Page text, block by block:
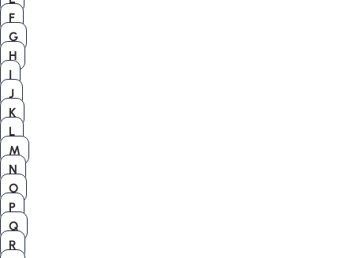
F
G
H
I
J
K
L
M
N
O
P
Q
R